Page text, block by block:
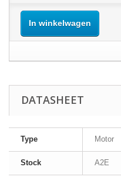
In winkelwagen
DATASHEET
Type Motor
Stock A2E